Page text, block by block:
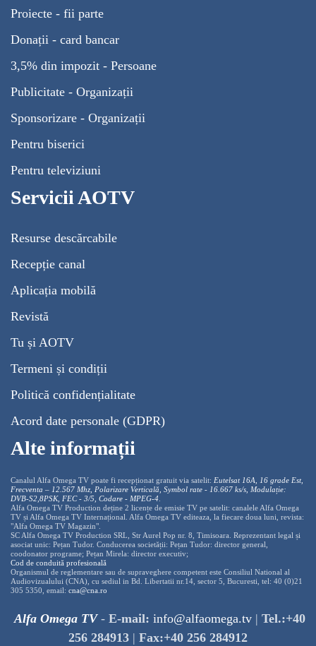
Proiecte - fii parte
Donații - card bancar
3,5% din impozit - Persoane
Publicitate - Organizații
Sponsorizare - Organizații
Pentru biserici
Pentru televiziuni
Servicii AOTV
Resurse descărcabile
Recepție canal
Aplicația mobilă
Revistă
Tu și AOTV
Termeni și condiții
Politică confidențialitate
Acord date personale (GDPR)
Alte informații
Canalul Alfa Omega TV poate fi recepționat gratuit via satelit: Eutelsat 16A, 16 grade Est,
Frecventa – 12.567 Mhz, Polarizare Verticală, Symbol rate - 16.667 ks/s, Modulație:
DVB-S2,8PSK, FEC - 3/5, Codare - MPEG-4
Alfa Omega TV Production deține 2 licențe de emisie TV pe satelit: canalele Alfa Omega
TV și Alfa Omega TV Internațional. Alfa Omega TV editeaza, la fiecare doua luni, revista:
"Alfa Omega TV Magazin".
SC Alfa Omega TV Production SRL, Str Aurel Pop nr. 8, Timisoara. Reprezentant legal și
asociat unic: Pețan Tudor. Conducerea societății: Pețan Tudor: director general,
coodonator programe; Pețan Mirela: director executiv;
Cod de conduită profesională
Organismul de reglementare sau de supraveghere competent este Consiliul National al
Audiovizualului (CNA), cu sediul in Bd. Libertatii nr.14, sector 5, Bucuresti, tel: 40 (0)21
305 5350, email: cna@cna.ro
Alfa Omega TV- E-mail: info@alfaomega.tv | Tel.:+40
256 284913 | Fax:+40 256 284912